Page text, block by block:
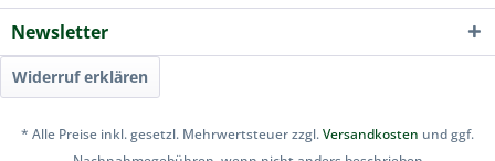
Newsletter
Widerruf erklären
* Alle Preise inkl. gesetzl. Mehrwertsteuer zzgl.Versandkosten und ggf.